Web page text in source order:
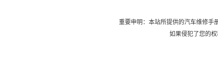
重要申明：本站所提供的汽车维修手
如果侵犯了您的